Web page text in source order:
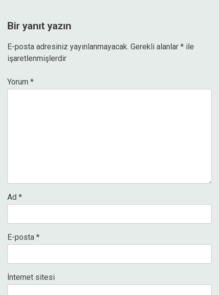
Bir yanıt yazın
E-posta adresiniz yayınlanmayacak. Gerekli alanlar * ile
işaretlenmişlerdir
Yorum *
Ad *
E-posta *
İnternet sitesi